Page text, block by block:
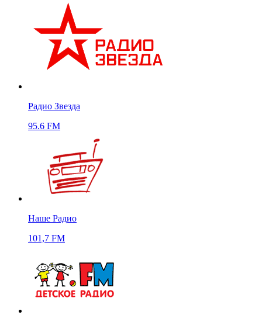
Радио Звезда
95.6 FM
Наше Радио
101,7 FM